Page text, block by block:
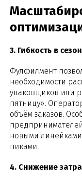
3. Гибкость в
Фулфилмент
необходимости
упаковщиков или
пятницу».
объём заказов.
новыми
пиками.
4. Снижение